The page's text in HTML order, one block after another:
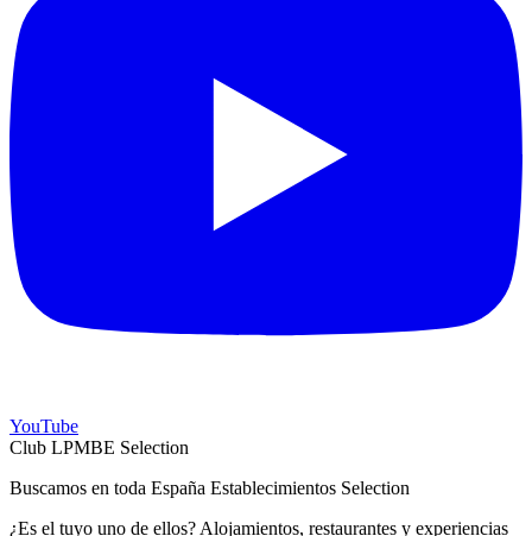
YouTube
Club LPMBE Selection
Buscamos en toda España Establecimientos Selection
¿Es el tuyo uno de ellos? Alojamientos, restaurantes y experiencias